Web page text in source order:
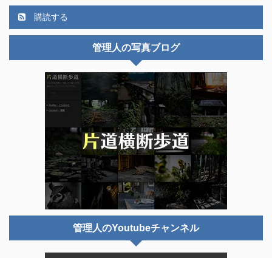
購読する
管理人の写真ブログ
管理人のYoutubeチャンネル